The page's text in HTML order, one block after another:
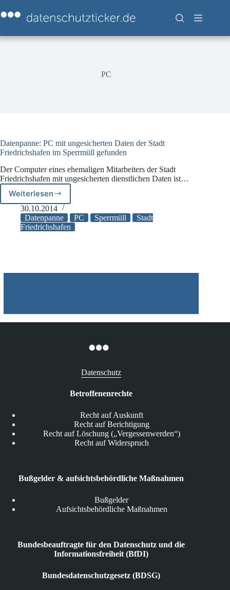
Inhalt
springen
PC
Datenpanne: PC mit ungesicherten Daten der Stadt
Friedrichshafen im Sperrmüll gefunden
Der Computer eines ehemaligen Mitarbeiters der Stadt
Friedrichshafen mit ungesicherten dienstlichen Daten ist…
WeiterlesenDatenpanne:
PC
mit
ungesicherten
im
30.10.2014
Datenpanne
PC Sperrmüll
Stadt
Friedrichshafen
Datenschutz
Betroffenenrechte
Recht auf Auskunft
Recht auf Berichtigung
Recht auf Löschung („Vergessenwerden“)
Recht auf Widerspruch
Bußgelder & aufsichtsbehördliche Maßnahmen
Bußgelder
Aufsichtsbehördliche Maßnahmen
Bundesbeauftragte für den Datenschutz und die
Informationsfreiheit (BfDI)
Bundesdatenschutzgesetz (BDSG)